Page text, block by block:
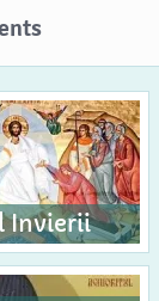
Invierii